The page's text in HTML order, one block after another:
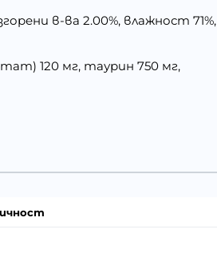
в-ва 2.00%, влажност 71%,
120 мг, таурин 750 мг,